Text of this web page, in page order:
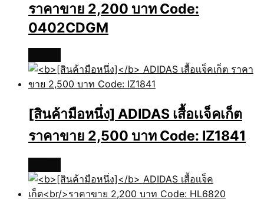
ราคาขาย 2,200 บาท Code:
0402CDGM
[สินค้ามือหนึ่ง] ADIDAS เสื้อเเจ็คเก็ต
ราคาขาย 2,500 บาท Code: IZ1841